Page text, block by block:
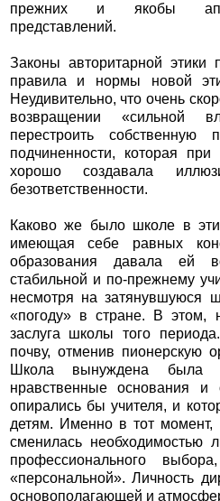
прежних и якобы
представлений.
Законы авторитарной этики
правила и нормы новой
Неудивительно, что очень
возвращении «сильной
перестроить собственную
подчиненности, которая
хорошо создавала
безответственности.
Каково же было школе в
имеющая себе равных
образования давала ей
стабильной и по-прежнему
несмотря на затянувшуюся
«погоду» в стране. В этом,
заслуга школы того
почву, отменив пионерскую
Школа вынуждена была
нравственные основания и
опирались бы учителя, и
детям. Именно в тот момент,
сменилась необходимостью
профессионального
«персональной». Личность
основополагающей и